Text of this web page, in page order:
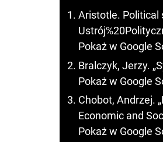
Aristotle.
Pokaż w Google
Bralczyk, Jerzy.
Pokaż w Google
Chobot, Andrzej.
Economic and
Pokaż w Google